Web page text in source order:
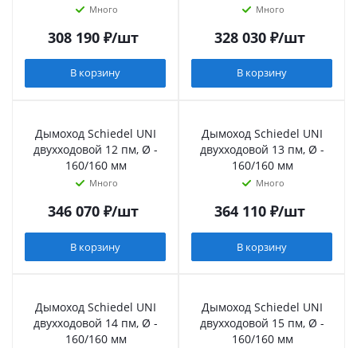
Много
308 190₽/шт
В корзину
Много
328 030₽/шт
В корзину
Дымоход Schiedel UNI
двухходовой 12 пм, Ø -
160/160 мм
Много
346 070₽/шт
В корзину
Дымоход Schiedel UNI
двухходовой 13 пм, Ø -
160/160 мм
Много
364 110₽/шт
В корзину
Дымоход Schiedel UNI
двухходовой 14 пм, Ø -
160/160 мм
Дымоход Schiedel UNI
двухходовой 15 пм, Ø -
160/160 мм